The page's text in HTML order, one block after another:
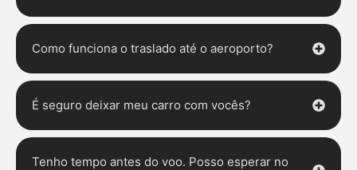
Como funciona o traslado até o aeroporto?
É seguro deixar meu carro com vocês?
Tenho tempo antes do voo. Posso esperar no